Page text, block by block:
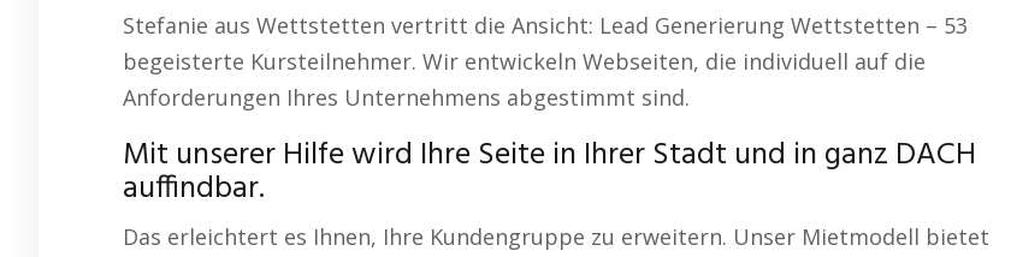
Stefanie aus Wettstetten vertritt die Ansicht: Lead Generierung Wettstetten – 53
begeisterte Kursteilnehmer. Wir entwickeln Webseiten, die individuell auf die
Anforderungen Ihres Unternehmens abgestimmt sind.
Mit unserer Hilfe wird Ihre Seite in Ihrer Stadt und in ganz DACH
auffindbar.
Das erleichtert es Ihnen, Ihre Kundengruppe zu erweitern. Unser Mietmodell bietet